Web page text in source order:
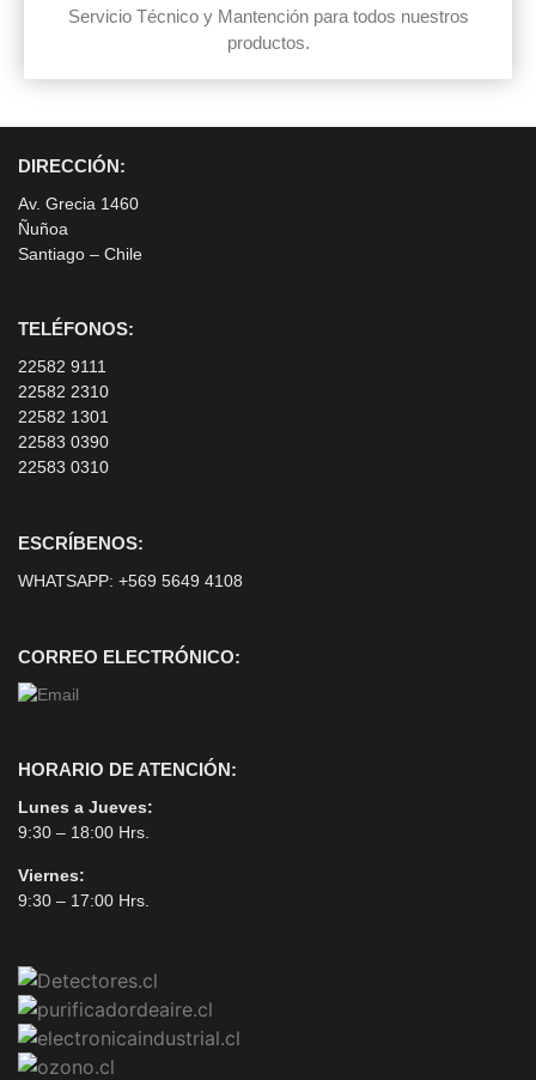
Servicio Técnico y Mantención para todos nuestros
productos.
DIRECCIÓN:
Av. Grecia 1460
Ñuñoa
Santiago – Chile
TELÉFONOS:
22582 9111
22582 2310
22582 1301
22583 0390
22583 0310
ESCRÍBENOS:
WHATSAPP: +569 5649 4108
CORREO ELECTRÓNICO:
HORARIO DE ATENCIÓN:
Lunes a Jueves:
9:30 – 18:00 Hrs.
Viernes:
9:30 – 17:00 Hrs.